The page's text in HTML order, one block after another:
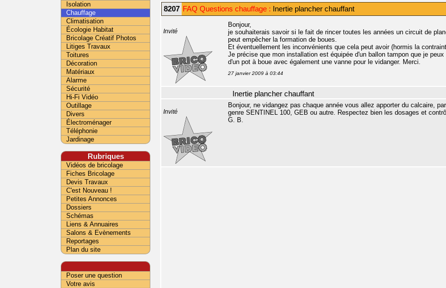
8207 FAQ Questions chauffage : Inertie plancher chauffant
Invité
Bonjour,
je souhaiterais savoir si le fait de rincer toutes les années un circuit de
peut empêcher la formation de boues.
Et éventuellement les inconvénients que cela peut avoir (hormis la
Je précise que mon installation est équipée d'un ballon tampon que je
d'un pot à boue avec également une vanne pour le vidanger. Merci.
27 janvier 2009 à 03:44
Inertie plancher chauffant
Invité
Bonjour, ne vidangez pas chaque année vous allez apporter du calcaire,
genre SENTINEL 100, GEB ou autre. Respectez bien les dosages et
G. B.
Isolation
Chauffage
Climatisation
Écologie Habitat
Bricolage Créatif Photos
Litiges Travaux
Toitures
Décoration
Matériaux
Alarme
Sécurité
Hi-Fi Vidéo
Outillage
Divers
Électroménager
Téléphonie
Jardinage
Rubriques
Vidéos de bricolage
Fiches Bricolage
Devis Travaux
C'est Nouveau !
Petites Annonces
Dossiers
Schémas
Liens & Annuaires
Salons & Evènements
Reportages
Plan du site
Poser une question
Votre avis